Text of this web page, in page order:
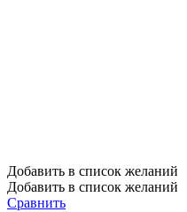
Добавить в список желаний
Добавить в список желаний
Сравнить